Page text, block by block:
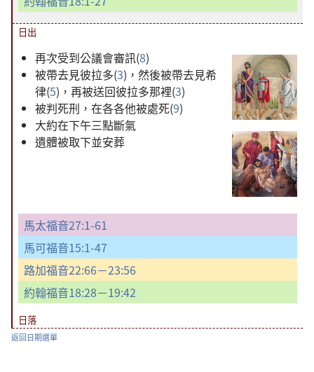
日出
再次受到公議會審訊(8)
被帶去見彼拉多(3)，然後被帶去見希
律(5)，再被送回彼拉多那裡(3)
被判死刑，在各各他被處死(9)
大約在下午三點斷氣
遺體被取下並安葬
馬太福音27:1-61
馬可福音15:1-47
路加福音22:66－23:56
約翰福音18:28－19:42
日落
返回日期選單